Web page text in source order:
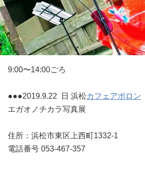
9:00〜14:00ごろ
●●●2019.9.22 日 浜松カフェアポロン
エガオノチカラ写真展
住所：浜松市東区上西町1332-1
電話番号 053-467-357